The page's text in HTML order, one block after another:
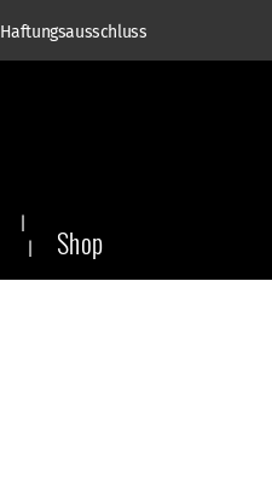
Haftungsausschluss
Shop